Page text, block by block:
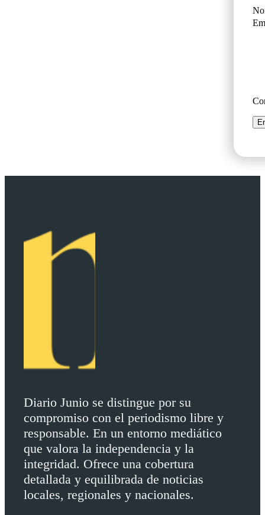
Diario Junio se distingue por su
compromiso con el periodismo libre y
responsable. En un entorno mediático
que valora la independencia y la
integridad. Ofrece una cobertura
detallada y equilibrada de noticias
locales, regionales y nacionales.